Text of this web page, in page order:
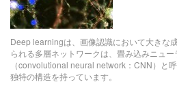
Deep learningは、画像認識において大きな
られる多層ネットワークは、畳み込みニュー
（convolutional neural network：CNN）と
独特の構造を持っています。